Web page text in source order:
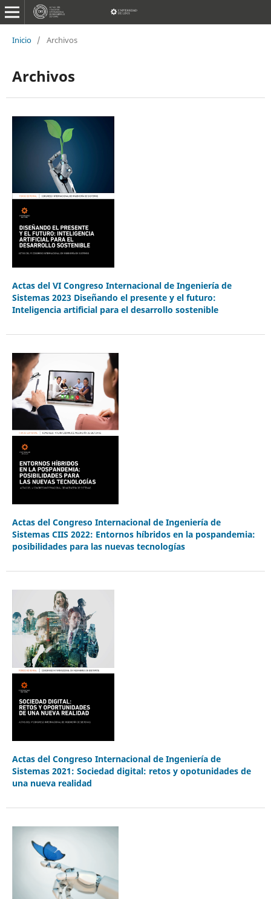
Inicio / Archivos
Archivos
Actas del VI Congreso Internacional de Ingeniería de
Sistemas 2023 Diseñando el presente y el futuro:
Inteligencia artificial para el desarrollo sostenible
Actas del Congreso Internacional de Ingeniería de
Sistemas CIIS 2022: Entornos híbridos en la pospandemia:
posibilidades para las nuevas tecnologías
Actas del Congreso Internacional de Ingeniería de
Sistemas 2021: Sociedad digital: retos y opotunidades de
una nueva realidad